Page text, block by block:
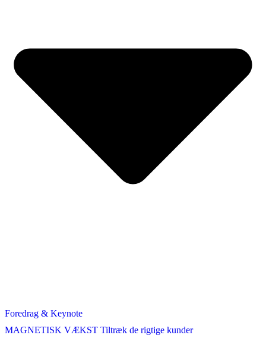
Foredrag & Keynote
MAGNETISK VÆKST Tiltræk de rigtige kunder